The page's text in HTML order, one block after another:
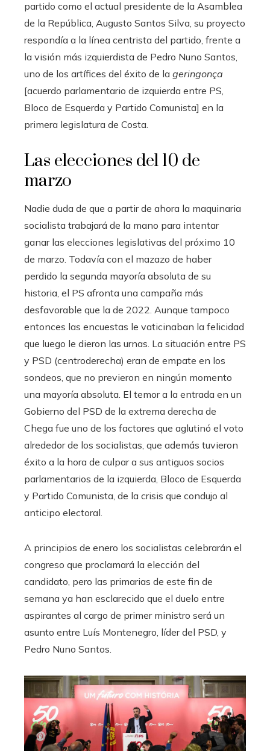
partido como el actual presidente de la Asamblea
de la República, Augusto Santos Silva, su proyecto
respondía a la línea centrista del partido, frente a
la visión más izquierdista de Pedro Nuno Santos,
uno de los artífices del éxito de la geringonça
[acuerdo parlamentario de izquierda entre PS,
Bloco de Esquerda y Partido Comunista] en la
primera legislatura de Costa.
Las elecciones del 10 de
marzo
Nadie duda de que a partir de ahora la maquinaria
socialista trabajará de la mano para intentar
ganar las elecciones legislativas del próximo 10
de marzo. Todavía con el mazazo de haber
perdido la segunda mayoría absoluta de su
historia, el PS afronta una campaña más
desfavorable que la de 2022. Aunque tampoco
entonces las encuestas le vaticinaban la felicidad
que luego le dieron las urnas. La situación entre PS
y PSD (centroderecha) eran de empate en los
sondeos, que no previeron en ningún momento
una mayoría absoluta. El temor a la entrada en un
Gobierno del PSD de la extrema derecha de
Chega fue uno de los factores que aglutinó el voto
alrededor de los socialistas, que además tuvieron
éxito a la hora de culpar a sus antiguos socios
parlamentarios de la izquierda, Bloco de Esquerda
y Partido Comunista, de la crisis que condujo al
anticipo electoral.
A principios de enero los socialistas celebrarán el
congreso que proclamará la elección del
candidato, pero las primarias de este fin de
semana ya han esclarecido que el duelo entre
aspirantes al cargo de primer ministro será un
asunto entre Luís Montenegro, líder del PSD, y
Pedro Nuno Santos.